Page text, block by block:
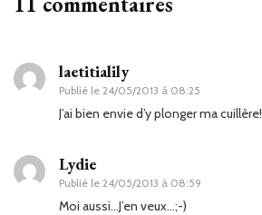
laetitialily
Publié le 24/05/2013 à 08:25
J’ai bien envie d’y plonger ma cuillère!
Lydie
Publié le 24/05/2013 à 08:59
Moi aussi…J’en veux…;-)